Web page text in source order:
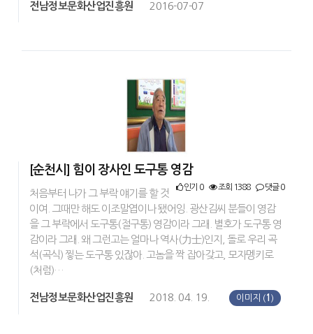
전남정보문화산업진흥원 2016-07-07
[순천시] 힘이 장사인 도구통 영감
인기 0 조회 1388 댓글 0
처음부터 나가 그 부락 얘기를 할 것
이여. 그때만 해도 이조말엽이나 됐어잉. 광산김씨 분들이 영감
을 그 부락에서 도구통(절구통) 영감이라 그래. 별호가 도구통 영
감이라 그래. 왜 그런고는 얼마나 역사(力士)인지, 돌로 우리 곡
석(곡식) 찧는 도구통 있잖아. 고놈을 짝 잡아갖고, 모자멩키로
(처럼)…
전남정보문화산업진흥원 2018. 04. 19. 이미지 (1 )